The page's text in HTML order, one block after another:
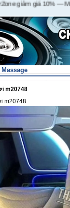
giá 10%---Mua
m20748
m20748